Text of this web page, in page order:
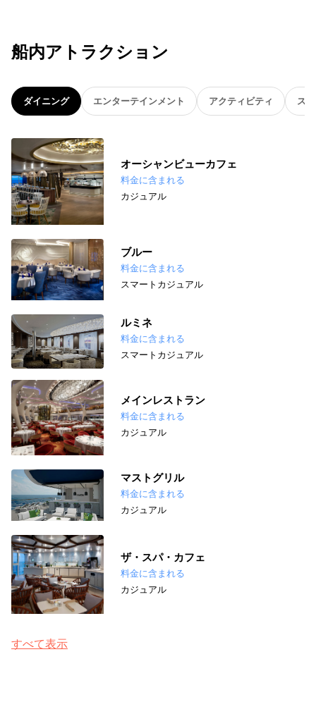
船内アトラクション
ダイニング エンターテインメント アクティビティ ス
オーシャンビューカフェ
料金に含まれる
カジュアル
ブルー
料金に含まれる
スマートカジュアル
ルミネ
料金に含まれる
スマートカジュアル
メインレストラン
料金に含まれる
カジュアル
マストグリル
料金に含まれる
カジュアル
ザ・スパ・カフェ
料金に含まれる
カジュアル
すべて表示